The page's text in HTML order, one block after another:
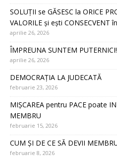
SOLUȚII se GĂSESC la ORICE
VALORILE și ești CONSECVENT
aprilie 26, 2026
ÎMPREUNA SUNTEM PUTERNICI!
aprilie 26, 2026
DEMOCRAȚIA LA JUDECATĂ
februarie 23, 2026
MIȘCAREA pentru PACE poate
MEMBRU
februarie 15, 2026
CUM ȘI DE CE SĂ DEVII
februarie 8, 2026